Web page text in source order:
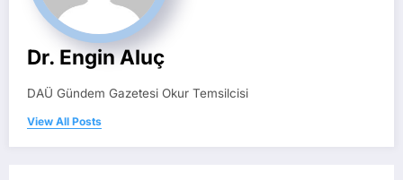
Dr. Engin Aluç
DAÜ Gündem Gazetesi Okur Temsilcisi
View All Posts